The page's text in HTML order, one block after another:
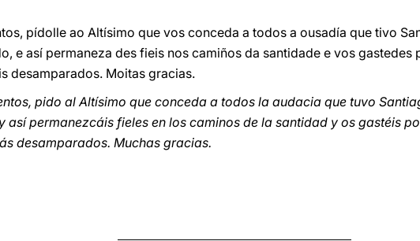
pídolle ao Altísimo que vos conceda a todos a ousadía que tivo
e así permaneza des fieis nos camiños da santidade e vos gastedes
desamparados. Moitas gracias.
pido al Altísimo que conceda a todos la audacia que tuvo
así permanezcáis fieles en los caminos de la santidad y os gastéis
desamparados. Muchas gracias.